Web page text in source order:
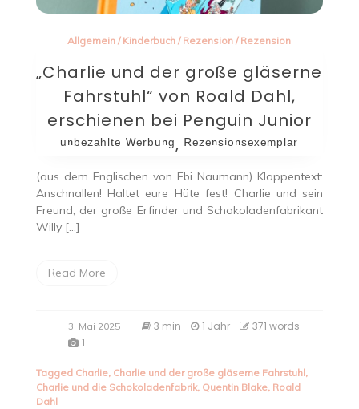
Allgemein / Kinderbuch / Rezension / Rezension
„Charlie und der große gläserne
Fahrstuhl“ von Roald Dahl,
erschienen bei Penguin Junior
ᵘⁿᵇᵉᶻᵃʰˡᵗᵉ ᵂᵉʳᵇᵘⁿᵍ, ᴿᵉᶻᵉⁿˢⁱᵒⁿˢᵉˣᵉᵐᵖˡᵃʳ
(aus dem Englischen von Ebi Naumann) Klappentext:
Anschnallen! Haltet eure Hüte fest! Charlie und sein
Freund, der große Erfinder und Schokoladenfabrikant
Willy […]
Read More
3. Mai 2025 3 min 1 Jahr
371 words
1
Tagged Charlie, Charlie und der große gläserne Fahrstuhl,
Charlie und die Schokoladenfabrik, Quentin Blake, Roald
Dahl